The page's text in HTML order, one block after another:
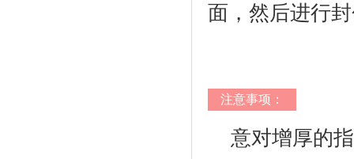
面，然后进行
注意事项：
意对增厚的